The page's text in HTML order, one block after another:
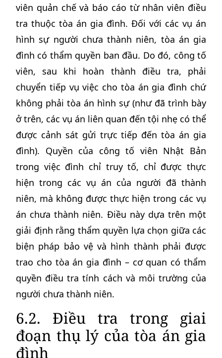
viên quản chế và báo cáo từ nhân viên điều
tra thuộc tòa án gia đình. Đối với các vụ án
hình sự người chưa thành niên, tòa án gia
đình có thẩm quyền ban đầu. Do đó, công tố
viên, sau khi hoàn thành điều tra, phải
chuyển tiếp vụ việc cho tòa án gia đình chứ
không phải tòa án hình sự (như đã trình bày
ở trên, các vụ án liên quan đến tội nhẹ có thể
được cảnh sát gửi trực tiếp đến tòa án gia
đình). Quyền của công tố viên Nhật Bản
trong việc đình chỉ truy tố, chỉ được thực
hiện trong các vụ án của người đã thành
niên, mà không được thực hiện trong các vụ
án chưa thành niên. Điều này dựa trên một
giải định rằng thẩm quyền lựa chọn giữa các
biện pháp bảo vệ và hình thành phải được
trao cho tòa án gia đình – cơ quan có thẩm
quyền điều tra tính cách và môi trường của
người chưa thành niên.
6.2. Điều tra trong giai
đoạn thụ lý của tòa án gia
đình